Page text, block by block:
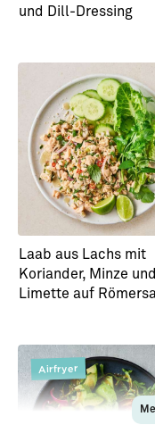
und Dill-Dressing
Laab aus Lachs mit
Koriander, Minze und
Limette auf
Airfryer